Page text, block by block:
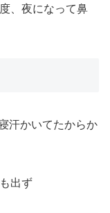
、夜になって鼻
汗かいてたからか
出ず